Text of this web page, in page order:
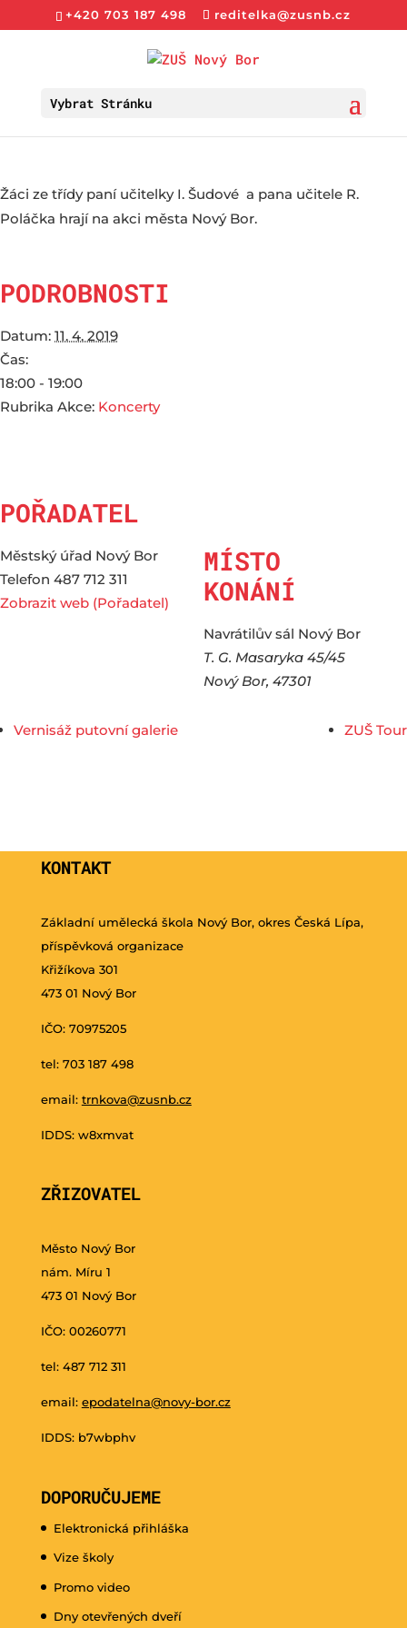
+420 703 187 498 reditelka@zusnb.cz
Vybrat Stránku
Žáci ze třídy paní učitelky I. Šudové a pana učitele R.
Poláčka hrají na akci města Nový Bor.
PODROBNOSTI
Datum: 11. 4. 2019
Čas:
18:00 - 19:00
Rubrika Akce: Koncerty
POŘADATEL
Městský úřad Nový Bor
Telefon 487 712 311
Zobrazit web (Pořadatel)
MÍSTO
KONÁNÍ
Navrátilův sál Nový Bor
T. G. Masaryka 45/45
Nový Bor, 47301
Vernisáž putovní galerie ZUŠ Tour
KONTAKT
Základní umělecká škola Nový Bor, okres Česká Lípa,
příspěvková organizace
Křižíkova 301
473 01 Nový Bor
IČO: 70975205
tel: 703 187 498
email: trnkova@zusnb.cz
IDDS: w8xmvat
ZŘIZOVATEL
Město Nový Bor
nám. Míru 1
473 01 Nový Bor
IČO: 00260771
tel: 487 712 311
email: epodatelna@novy-bor.cz
IDDS: b7wbphv
DOPORUČUJEME
Elektronická přihláška
Vize školy
Promo video
Dny otevřených dveří